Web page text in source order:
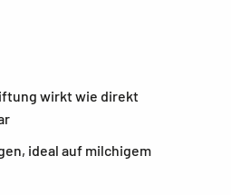
wirkt wie direkt
ideal auf milchigem